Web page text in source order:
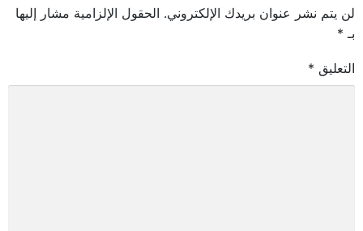
لن يتم نشر عنوان بريدك الإلكتروني. الحقول الإلزامية مشار إليها
بـ *
التعليق *